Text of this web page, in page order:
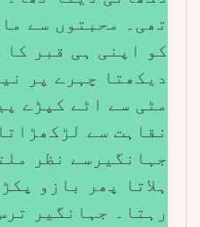
تھی۔ محبتوں سے
کو اپنی ہی قبر
دیکھتا چہرے پر
مٹی سے اٹے کپڑے
نقاہت سے
جہانگیرسے نظر
ہلاتا پھر بازو
رہتا۔ جہانگیر